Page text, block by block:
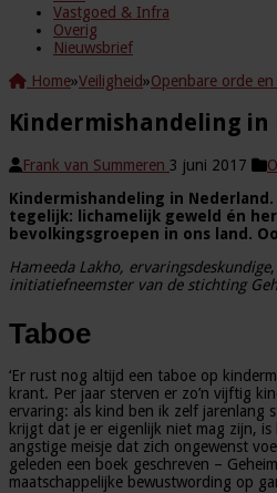
Vastgoed & Infra
Overig
Nieuwsbrief
Home»Veiligheid»Openbare orde en
Kindermishandeling in
Frank van Summeren 3 juni 2017
Kindermishandeling in
tegelijk: lichamelijk geweld én
bevolkingsgroepen in ons land.
Hameeda Lakho, ervaringsdeskundige,
initiatiefneemster van de stichting
Taboe
‘Er rust nog altijd een taboe op
krant. Per jaar sterven er zo’n vijftig
ervaring: als kind ben ik zelf jarenlang
krijgt dat je er eigenlijk niet mag zijn,
angstige meisje dat zich ongewenst
geleden een boek geschreven –
maatschappelijke bewustwording op